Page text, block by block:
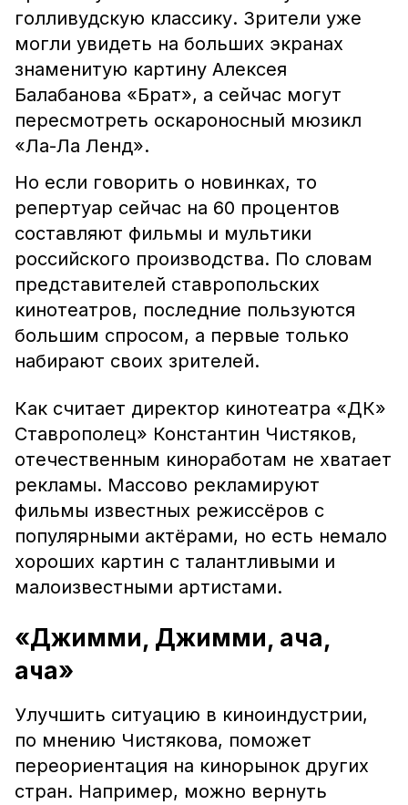
голливудскую классику. Зрители уже
могли увидеть на больших экранах
знаменитую картину Алексея
Балабанова «Брат», а сейчас могут
пересмотреть оскароносный мюзикл
«Ла-Ла Ленд».
Но если говорить о новинках, то
репертуар сейчас на 60 процентов
составляют фильмы и мультики
российского производства. По словам
представителей ставропольских
кинотеатров, последние пользуются
большим спросом, а первые только
набирают своих зрителей.
Как считает директор кинотеатра «ДК»
Ставрополец» Константин Чистяков,
отечественным киноработам не хватает
рекламы. Массово рекламируют
фильмы известных режиссёров с
популярными актёрами, но есть немало
хороших картин с талантливыми и
малоизвестными артистами.
«Джимми, Джимми, ача,
ача»
Улучшить ситуацию в киноиндустрии,
по мнению Чистякова, поможет
переориентация на кинорынок других
стран. Например, можно вернуть